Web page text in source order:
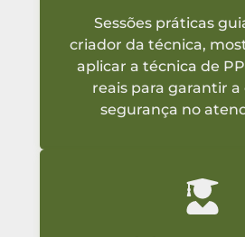
Sessões práticas
criador da técnica,
aplicar a técnica de
reais para garantir a
segurança no